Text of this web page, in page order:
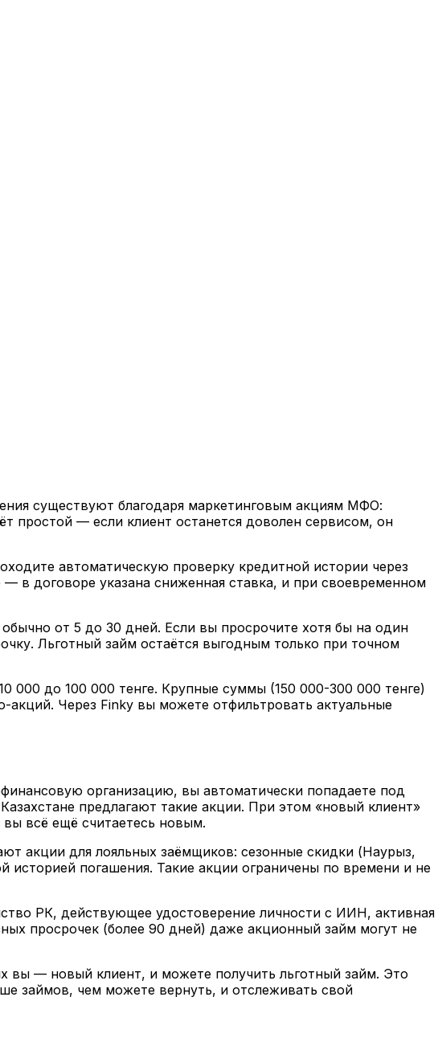
существуют благодаря маркетинговым акциям МФО:
простой — если клиент останется доволен сервисом, он
автоматическую проверку кредитной истории через
в договоре указана сниженная ставка, и при своевременном
от 5 до 30 дней. Если вы просрочите хотя бы на один
Льготный займ остаётся выгодным только при точном
до 100 000 тенге. Крупные суммы (150 000-300 000 тенге)
Через Finky вы можете отфильтровать актуальные
организацию, вы автоматически попадаете под
предлагают такие акции. При этом «новый клиент»
всё ещё считаетесь новым.
акции для лояльных заёмщиков: сезонные скидки (Наурыз,
погашения. Такие акции ограничены по времени и не
РК, действующее удостоверение личности с ИИН, активная
просрочек (более 90 дней) даже акционный займ могут не
вы — новый клиент, и можете получить льготный займ. Это
займов, чем можете вернуть, и отслеживать свой